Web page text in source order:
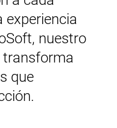
experiencia
nuestro
transforma
que